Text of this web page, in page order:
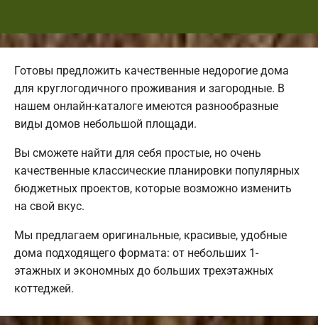
Готовы предложить качественные недорогие дома
для круглогодичного проживания и загородные. В
нашем онлайн-каталоге имеются разнообразные
виды домов небольшой площади.
Вы сможете найти для себя простые, но очень
качественные классические планировки популярных
бюджетных проектов, которые возможно изменить
на свой вкус.
Мы предлагаем оригинальные, красивые, удобные
дома подходящего формата: от небольших 1-
этажных и экономных до больших трехэтажных
коттеджей.